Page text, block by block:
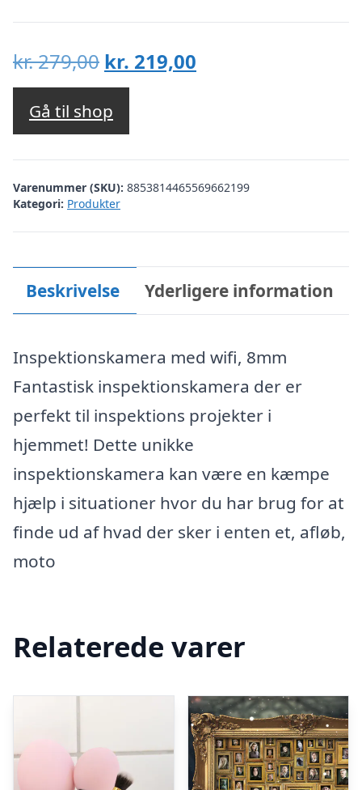
kr.279,00 Den
oprindelige
pris
var:
kr. 279,00.
kr. 219,00
kr. 219,00.
Gå til shop
Varenummer (SKU): 8853814465569662199
Kategori: Produkter
Beskrivelse Yderligere information
Inspektionskamera med wifi, 8mm
Fantastisk inspektionskamera der er
perfekt til inspektions projekter i
hjemmet! Dette unikke
inspektionskamera kan være en kæmpe
hjælp i situationer hvor du har brug for at
finde ud af hvad der sker i enten et, afløb,
moto
Relaterede varer